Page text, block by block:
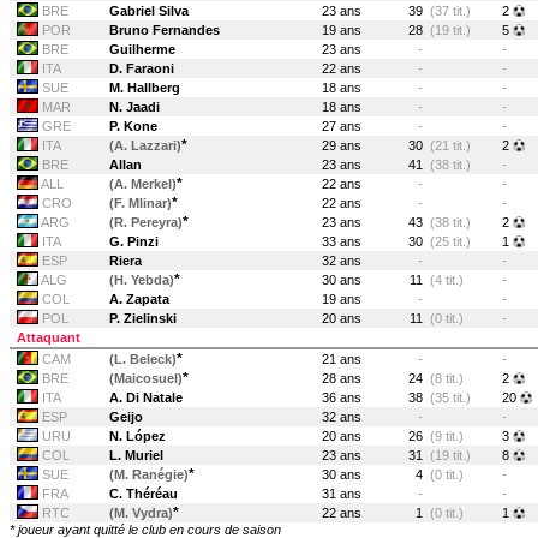
BRE
Gabriel Silva 23 ans 39 (37 tit.)
2
POR
Bruno Fernandes 19 ans 28 (19 tit.)
5
BRE
Guilherme 23 ans -
-
ITA
D. Faraoni 22 ans -
-
SUE
M. Hallberg 18 ans -
-
MAR
N. Jaadi 18 ans -
-
GRE
P. Kone 27 ans -
-
ITA
(A. Lazzari)* 29 ans 30 (21 tit.)
2
BRE
Allan 23 ans 41 (38 tit.)
-
ALL
(A. Merkel)* 22 ans -
-
CRO
(F. Mlinar)* 22 ans -
-
ARG
(R. Pereyra)* 23 ans 43 (38 tit.)
2
ITA
G. Pinzi 33 ans 30 (25 tit.)
1
ESP
Riera 32 ans -
-
ALG
(H. Yebda)* 30 ans 11 (4 tit.)
-
COL
A. Zapata 19 ans -
-
POL
P. Zielinski 20 ans 11 (0 tit.)
-
Attaquant
CAM
(L. Beleck)* 21 ans -
-
BRE
(Maicosuel)* 28 ans 24 (8 tit.)
2
ITA
A. Di Natale 36 ans 38 (35 tit.)
20
ESP
Geijo 32 ans -
-
URU
N. López 20 ans 26 (9 tit.)
3
COL
L. Muriel 23 ans 31 (19 tit.)
8
SUE
(M. Ranégie)* 30 ans 4 (0 tit.)
-
FRA
C. Théréau 31 ans -
-
RTC
(M. Vydra)* 22 ans 1 (0 tit.)
1
* joueur ayant quitté le club en cours de saison